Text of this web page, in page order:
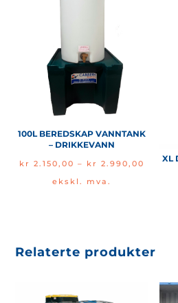
100L BEREDSKAP VANNTANK
– DRIKKEVANN
kr 2.150,00 – kr 2.990,00 Price
ekskl. mva.
XL
Relaterte produkter